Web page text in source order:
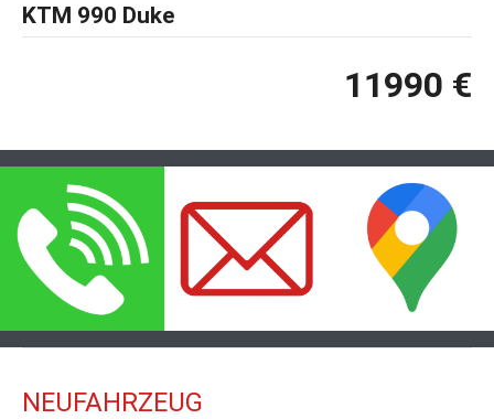
KTM 990 Duke
11990 €
NEUFAHRZEUG